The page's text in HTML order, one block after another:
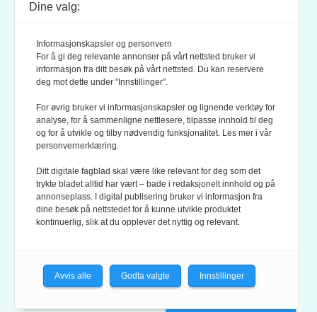
POSTBOKS 9007 GRØNLAND
0133 OSLO
LES OGSÅ:
KONTEKSTS PERSONVERN-POLICY
KONTEKST ER MEDLEM AV FAGPRESSEN OG
VÆR VARSOM-PLAKATEN
Dine valg:
Informasjonskapsler og personvern
For å gi deg relevante annonser på vårt nettsted bruker vi
informasjon fra ditt besøk på vårt nettsted. Du kan reservere
deg mot dette under "Innstillinger".
For øvrig bruker vi informasjonskapsler og lignende verktøy for
analyse, for å sammenligne nettlesere, tilpasse innhold til deg
og for å utvikle og tilby nødvendig funksjonalitet. Les mer i vår
personvernerklæring.
Ditt digitale fagblad skal være like relevant for deg som det
trykte bladet alltid har vært – bade i redaksjonelt innhold og på
annonseplass. I digital publisering bruker vi informasjon fra
dine besøk på nettstedet for å kunne utvikle produktet
kontinuerlig, slik at du opplever det nyttig og relevant.
Avvis alle Godta valgte Innstillinger